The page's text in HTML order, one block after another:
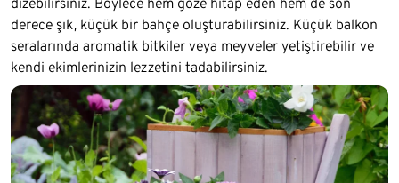
dizebilirsiniz. Böylece hem göze hitap eden hem de son
derece şık, küçük bir bahçe oluşturabilirsiniz. Küçük balkon
seralarında aromatik bitkiler veya meyveler yetiştirebilir ve
kendi ekimlerinizin lezzetini tadabilirsiniz.